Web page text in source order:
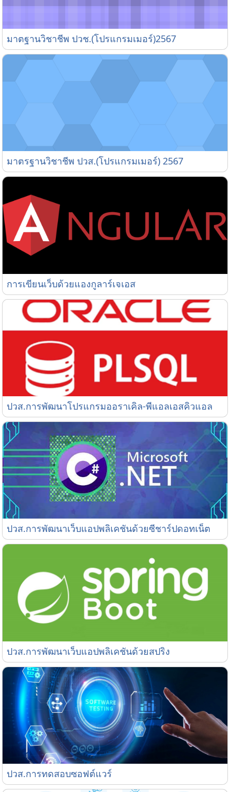
มาตฐานวิชาชีพ ปวช.(โปรแกรมเมอร์)2567
มาตฐานวิชาชีพ ปวช.(โปรแกรมเมอร์)2567
มาตรฐานวิชาชีพ ปวส.(โปรแกรมเมอร์) 2567
มาตรฐานวิชาชีพ ปวส.(โปรแกรมเมอร์) 2567
การเขียนเว็บด้วยแองกูลาร์เจเอส
การเขียนเว็บด้วยแองกูลาร์เจเอส
ปวส.การพัฒนาโปรแกรมออราเคิล-พีแอลเอสคิวแอล
ปวส.การพัฒนาโปรแกรมออราเคิล-พีแอลเอสคิวแอล
ปวส.การพัฒนาเว็บแอปพลิเคชันด้วยซีชาร์ปดอทเน็ต
ปวส.การพัฒนาเว็บแอปพลิเคชันด้วยซีชาร์ปดอทเน็ต
ปวส.การพัฒนาเว็บแอปพลิเคชันด้วยสปริง
ปวส.การพัฒนาเว็บแอปพลิเคชันด้วยสปริง
ปวส.การทดสอบซอฟต์แวร์
ปวส.การทดสอบซอฟต์แวร์